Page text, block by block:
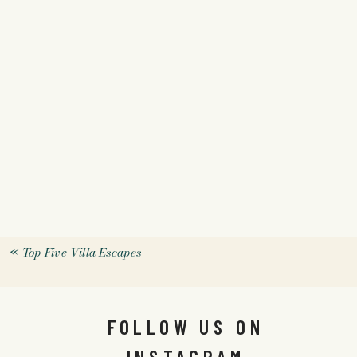
« Top Five Villa Escapes
FOLLOW US ON